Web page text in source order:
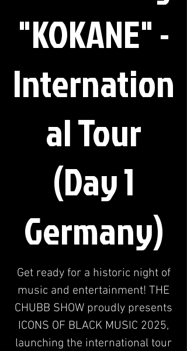
"KOKANE" -
Internation
al Tour
(Day 1
Germany)
Get ready for a historic night of
music and entertainment! THE
CHUBB SHOW proudly presents
ICONS OF BLACK MUSIC 2025,
launching the international tour